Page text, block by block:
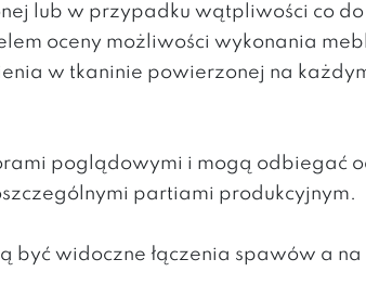
lub w przypadku wątpliwości co
oceny możliwości wykonania
w tkaninie powierzonej na
poglądowymi i mogą odbiegać
partiami produkcyjnym.
być widoczne łączenia spawów a